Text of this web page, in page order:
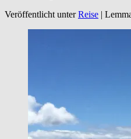
Veröffentlicht unterReise |